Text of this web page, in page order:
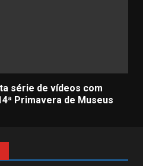
série de vídeos com
Primavera de Museus